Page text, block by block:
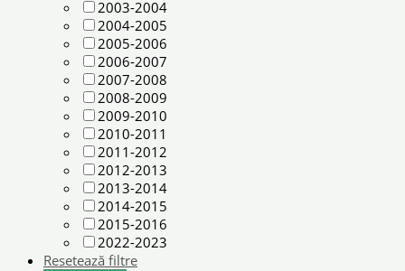
2003-2004
2004-2005
2005-2006
2006-2007
2007-2008
2008-2009
2009-2010
2010-2011
2011-2012
2012-2013
2013-2014
2014-2015
2015-2016
2022-2023
Resetează filtre